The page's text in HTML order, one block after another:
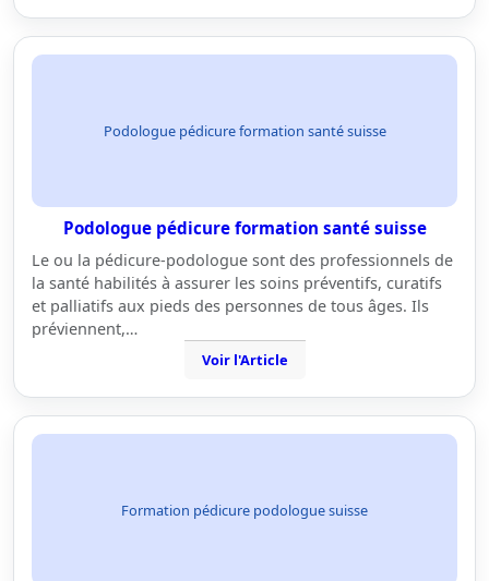
Podologue pédicure formation santé suisse
Podologue pédicure formation santé suisse
Le ou la pédicure-podologue sont des professionnels de
la santé habilités à assurer les soins préventifs, curatifs
et palliatifs aux pieds des personnes de tous âges. Ils
préviennent,…
Voir l'Article
Formation pédicure podologue suisse